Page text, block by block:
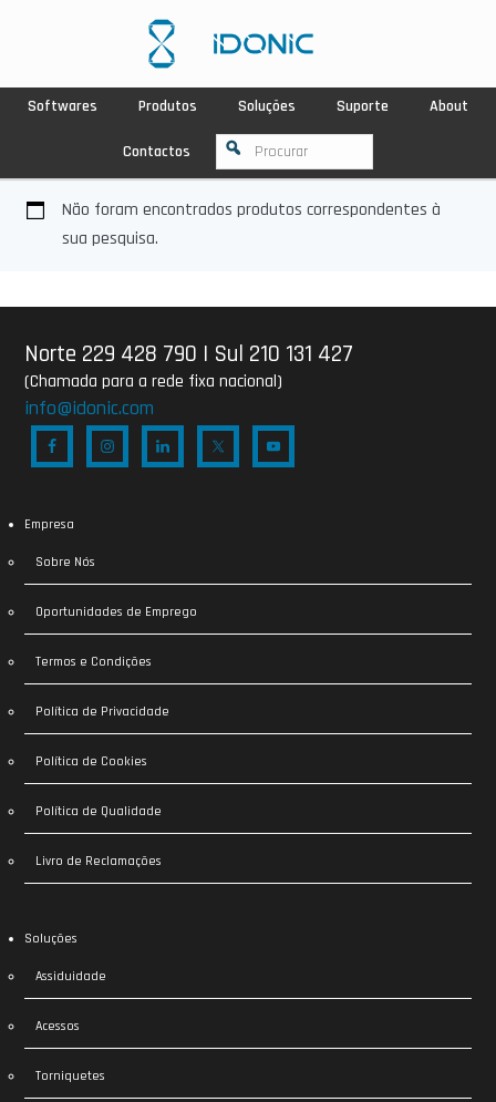
Softwares Produtos Soluções Suporte About
Contactos
Não foram encontrados produtos correspondentes à
sua pesquisa.
Norte 229 428 790 | Sul 210 131 427
(Chamada para a rede fixa nacional)
info@idonic.com
Empresa
Sobre Nós
Oportunidades de Emprego
Termos e Condições
Política de Privacidade
Política de Cookies
Política de Qualidade
Livro de Reclamações
Soluções
Assiduidade
Acessos
Torniquetes